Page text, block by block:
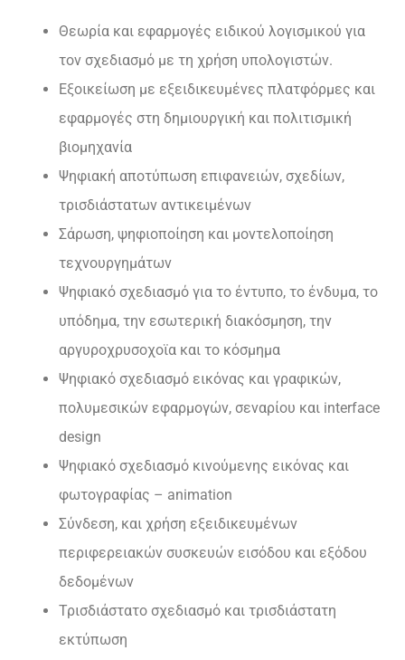
Θεωρία και εφαρμογές ειδικού λογισμικού για
τον σχεδιασμό με τη χρήση υπολογιστών.
Εξοικείωση με εξειδικευμένες πλατφόρμες και
εφαρμογές στη δημιουργική και πολιτισμική
βιομηχανία
Ψηφιακή αποτύπωση επιφανειών, σχεδίων,
τρισδιάστατων αντικειμένων
Σάρωση, ψηφιοποίηση και μοντελοποίηση
τεχνουργημάτων
Ψηφιακό σχεδιασμό για το έντυπο, το ένδυμα, το
υπόδημα, την εσωτερική διακόσμηση, την
αργυροχρυσοχoϊα και το κόσμημα
Ψηφιακό σχεδιασμό εικόνας και γραφικών,
πολυμεσικών εφαρμογών, σεναρίου και interface
design
Ψηφιακό σχεδιασμό κινούμενης εικόνας και
φωτογραφίας – animation
Σύνδεση, και χρήση εξειδικευμένων
περιφερειακών συσκευών εισόδου και εξόδου
δεδομένων
Τρισδιάστατο σχεδιασμό και τρισδιάστατη
εκτύπωση